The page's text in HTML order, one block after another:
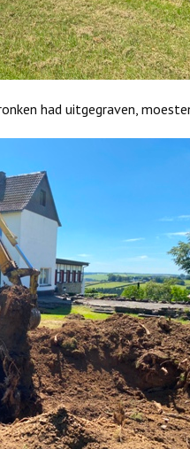
had uitgegraven,